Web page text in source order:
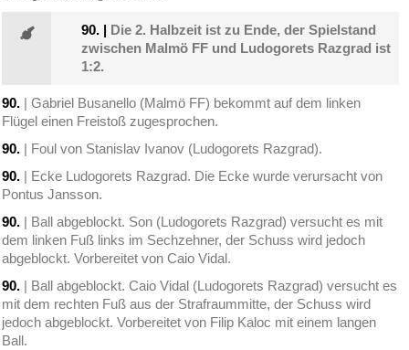
90. | Die 2. Halbzeit ist zu Ende, der Spielstand
zwischen Malmö FF und Ludogorets Razgrad ist
1:2.
90. | Gabriel Busanello (Malmö FF) bekommt auf dem linken
Flügel einen Freistoß zugesprochen.
90. | Foul von Stanislav Ivanov (Ludogorets Razgrad).
90. | Ecke Ludogorets Razgrad. Die Ecke wurde verursacht von
Pontus Jansson.
90. | Ball abgeblockt. Son (Ludogorets Razgrad) versucht es mit
dem linken Fuß links im Sechzehner, der Schuss wird jedoch
abgeblockt. Vorbereitet von Caio Vidal.
90. | Ball abgeblockt. Caio Vidal (Ludogorets Razgrad) versucht es
mit dem rechten Fuß aus der Strafraummitte, der Schuss wird
jedoch abgeblockt. Vorbereitet von Filip Kaloc mit einem langen
Ball.